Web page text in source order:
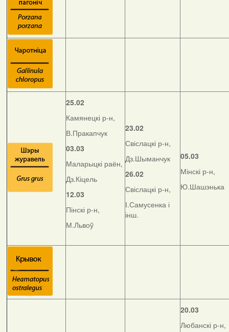
25.02
Камянецкі р-н,
В.Пракапчук
03.03
Маларыцкі раён,
Дз.Кіцель
12.03
Пінскі р-н,
М.Львоў
23.02
Свіслацкі р-н,
Дз.Шыманчук
26.02
Свіслацкі р-н,
І.Самусенка і
інш.
05.03
Мінскі р-н,
Ю.Шашэнька
20.03
Любанскі р-н,